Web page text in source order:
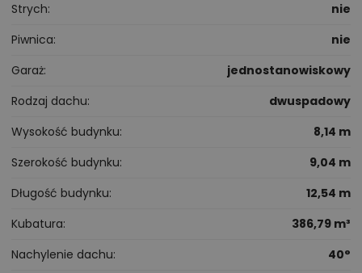
Strych
nie
Piwnica
nie
Garaż
jednostanowiskowy
Rodzaj dachu
dwuspadowy
Wysokość budynku
8,14 m
Szerokość budynku
9,04 m
Długość budynku
12,54 m
Kubatura
386,79 m³
Nachylenie dachu
40°